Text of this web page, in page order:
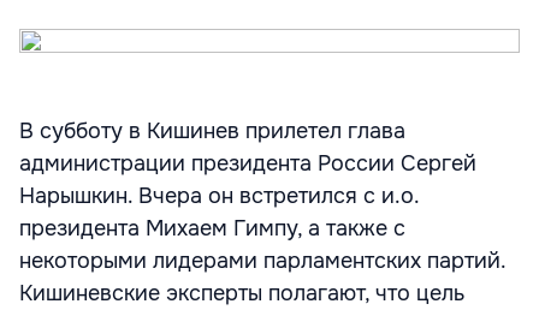
В субботу в Кишинев прилетел глава
администрации президента России Сергей
Нарышкин. Вчера он встретился с и.о.
президента Михаем Гимпу, а также с
некоторыми лидерами парламентских партий.
Кишиневские эксперты полагают, что цель